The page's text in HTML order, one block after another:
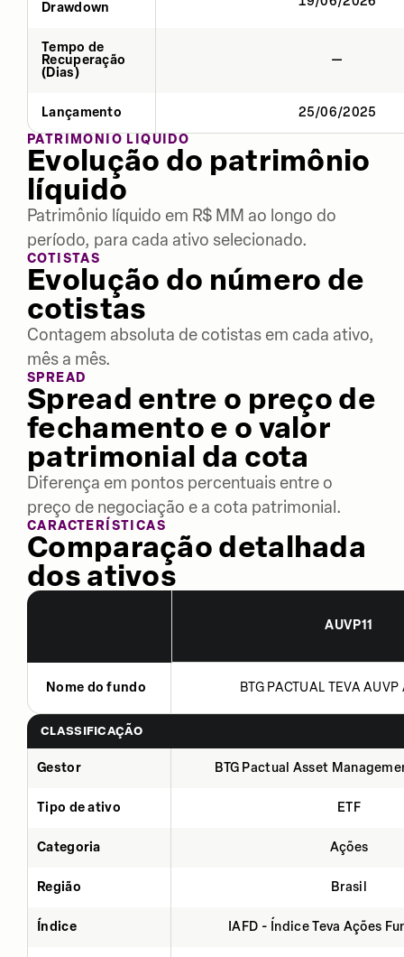
Drawdown
Tempo de
Recuperação
(Dias)
—
Lançamento
25/06/2025
PATRIMÔNIO LÍQUIDO
Evolução do patrimônio
líquido
Patrimônio líquido em R$ MM ao longo do
período, para cada ativo selecionado.
COTISTAS
Evolução do número de
cotistas
Contagem absoluta de cotistas em cada ativo,
mês a mês.
SPREAD
Spread entre o preço de
fechamento e o valor
patrimonial da cota
Diferença em pontos percentuais entre o
preço de negociação e a cota patrimonial.
CARACTERÍSTICAS
Comparação detalhada
dos ativos
AUVP11
Nome do fundo BTG PACTUAL TEVA
CLASSIFICAÇÃO
Gestor BTG Pactual Asset
Tipo de ativo ETF
Categoria Ações
Região Brasil
Índice IAFD - Índice Teva Ações